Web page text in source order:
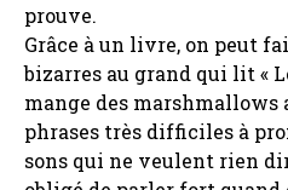
prouve.
Grâce à un livre, on peut
bizarres au grand qui lit «
mange des marshmallows
phrases très difficiles à
sons qui ne veulent rien